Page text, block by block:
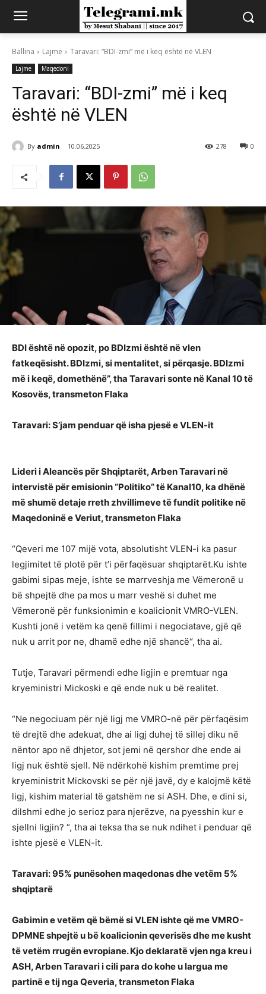
Ballina Lajme Taravari: “BDI-zmi” më i keq është në VLEN
Lajme Maqedoni
Taravari: “BDI-zmi” më i keq
është në VLEN
By admin 10.06.2025 0
278
BDI është në opozit, po BDIzmi është në vlen
fatkeqësisht. BDIzmi, si mentalitet, si përqasje. BDIzmi
më i keqë, domethënë”, tha Taravari sonte në Kanal 10 të
Kosovës, transmeton Flaka
Taravari: S’jam penduar që isha pjesë e VLEN-it
Lideri i Aleancës për Shqiptarët, Arben Taravari në
intervistë për emisionin “Politiko” të Kanal10, ka dhënë
më shumë detaje rreth zhvillimeve të fundit politike në
Maqedoninë e Veriut, transmeton Flaka
“Qeveri me 107 mijë vota, absolutisht VLEN-i ka pasur
legjimitet të plotë për t’i përfaqësuar shqiptarët.Ku ishte
gabimi sipas meje, ishte se marrveshja me Vëmeronë u
bë shpejtë dhe pa mos u marr veshë si duhet me
Vëmeronë për funksionimin e koalicionit VMRO-VLEN.
Kushti jonë i vetëm ka qenë fillimi i negociatave, gjë që
nuk u arrit por ne, dhamë edhe një shancë“, tha ai.
Tutje, Taravari përmendi edhe ligjin e premtuar nga
kryeministri Mickoski e që ende nuk u bë realitet.
“Ne negociuam për një ligj me VMRO-në për përfaqësim
të drejtë dhe adekuat, dhe ai ligj duhej të sillej diku në
nëntor apo në dhjetor, sot jemi në qershor dhe ende ai
ligj nuk është sjell. Në ndërkohë kishim premtime prej
kryeministrit Mickovski se për një javë, dy e kalojmë këtë
ligj, kishim material të gatshëm ne si ASH. Dhe, e dini si,
dilshmi edhe jo serioz para njerëzve, na pyesshin kur e
sjellni ligjin? “, tha ai teksa tha se nuk ndihet i penduar që
ishte pjesë e VLEN-it.
Taravari: 95% punësohen maqedonas dhe vetëm 5%
shqiptarë
Gabimin e vetëm që bëmë si VLEN ishte që me VMRO-
DPMNE shpejtë u bë koalicionin qeverisës dhe me kusht
të vetëm rrugën evropiane. Kjo deklaratë vjen nga kreu i
ASH, Arben Taravari i cili para do kohe u largua me
partinë e tij nga Qeveria, transmeton Flaka